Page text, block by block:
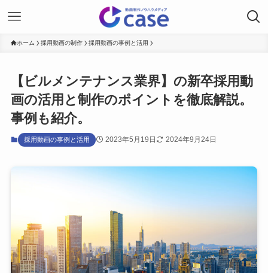
ホーム 採用動画の制作 採用動画の事例と活用
【ビルメンテナンス業界】の新卒採用動
画の活用と制作のポイントを徹底解説。
事例も紹介。
採用動画の事例と活用 2023年5月19日 2024年9月24日